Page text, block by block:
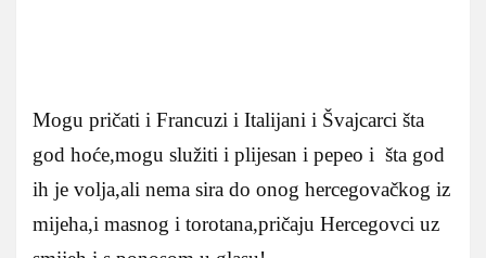
Mogu pričati i Francuzi i Italijani i Švajcarci šta
god hoće,mogu služiti i plijesan i pepeo i šta god
ih je volja,ali nema sira do onog hercegovačkog iz
mijeha,i masnog i torotana,pričaju Hercegovci uz